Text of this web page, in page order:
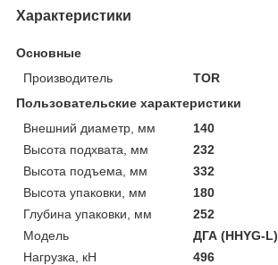
Характеристики
Основные
Производитель
TOR
Пользовательские характеристики
Внешний диаметр, мм
140
Высота подхвата, мм
232
Высота подъема, мм
332
Высота упаковки, мм
180
Глубина упаковки, мм
252
Модель
ДГА (HHYG-L)
Нагрузка, кН
496